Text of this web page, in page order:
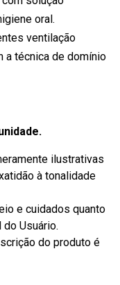
oral.
ventilação
a técnica de domínio
ilustrativas
à tonalidade
e cuidados quanto
Usuário.
do produto é